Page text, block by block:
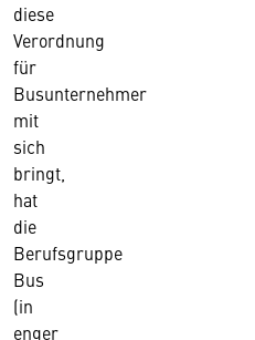
diese
Verordnung
für
Busunternehmer
mit
sich
bringt,
hat
die
Berufsgruppe
Bus
(in
enger